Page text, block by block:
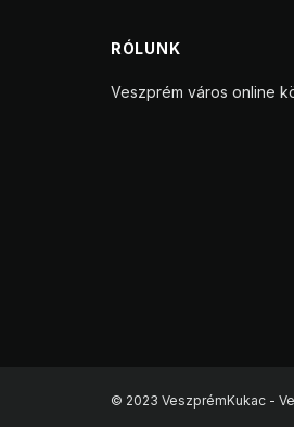
RÓLUNK
Veszprém város online
© 2023 VeszprémKukac -